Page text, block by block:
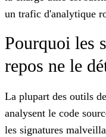
un trafic d'analytique
Pourquoi les
repos ne le
La plupart des outils
analysent le code
les signatures